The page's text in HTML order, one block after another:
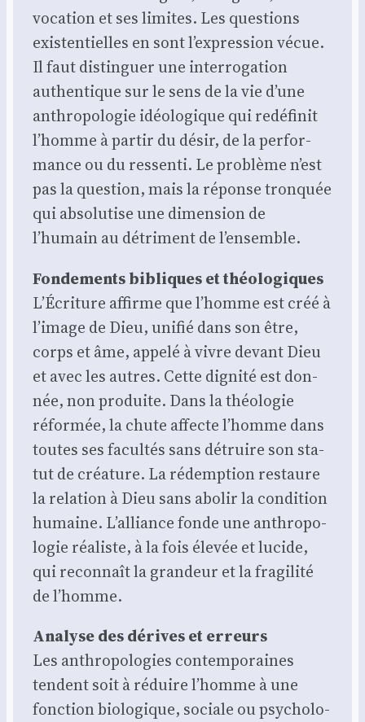
voca­tion et ses limites. Les ques­tions
exis­ten­tielles en sont l’expression vécue.
Il faut dis­tin­guer une inter­ro­ga­tion
authen­tique sur le sens de la vie d’une
anthro­po­lo­gie idéo­lo­gique qui redé­fi­nit
l’homme à par­tir du désir, de la per­for­
mance ou du res­sen­ti. Le pro­blème n’est
pas la ques­tion, mais la réponse tron­quée
qui abso­lu­tise une dimen­sion de
l’humain au détri­ment de l’ensemble.
Fon­de­ments bibliques et théo­lo­giques
L’Écriture affirme que l’homme est créé à
l’image de Dieu, uni­fié dans son être,
corps et âme, appe­lé à vivre devant Dieu
et avec les autres. Cette digni­té est don­
née, non pro­duite. Dans la théo­lo­gie
réfor­mée, la chute affecte l’homme dans
toutes ses facul­tés sans détruire son sta­
tut de créa­ture. La rédemp­tion res­taure
la rela­tion à Dieu sans abo­lir la condi­tion
humaine. L’alliance fonde une anthro­po­
lo­gie réa­liste, à la fois éle­vée et lucide,
qui recon­naît la gran­deur et la fra­gi­li­té
de l’homme.
Ana­lyse des dérives et erreurs
Les anthro­po­lo­gies contem­po­raines
tendent soit à réduire l’homme à une
fonc­tion bio­lo­gique, sociale ou psy­cho­lo­